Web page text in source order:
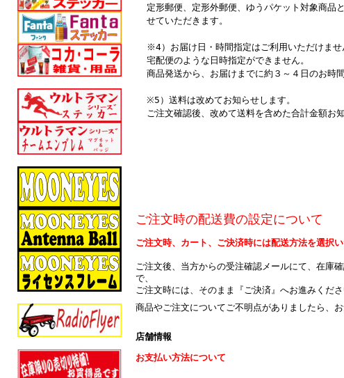
定形郵便、定形外郵便、ゆうパケット対象商品
せていただきます。
※4）お届け日・時間指定はご利用いただけませ
宅配便のような日時指定ができません。
商品発送から、お届けまでに約３～４日のお時
※5）送料は改めてお知らせします。
ご注文確認後、改めて送料を含めた合計金額お
ご注文時の配送費の設定について
ご注文時、カート、ご決済時には配送方法を選択
ご注文後、当方からの受注確認メールにて、在庫
で、
ご注文時には、そのまま『ご決済』へお進みくださ
商品やご注文についてご不明点がありましたら、
店舗情報
お支払い方法について